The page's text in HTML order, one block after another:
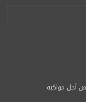
أجل مواكبة